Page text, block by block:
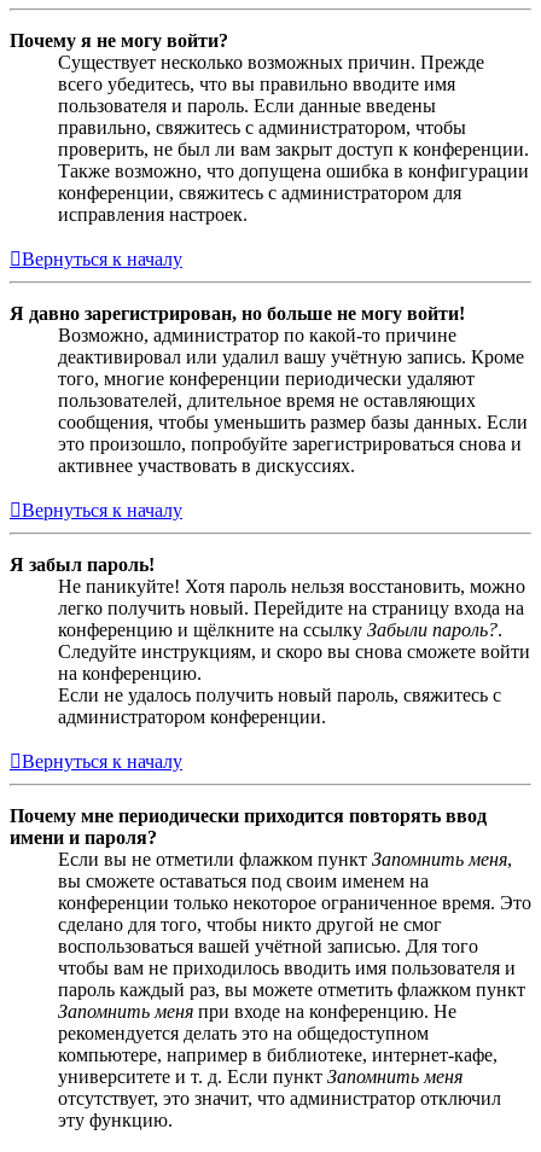
Почему я не могу войти?
Существует несколько возможных причин. Прежде
всего убедитесь, что вы правильно вводите имя
пользователя и пароль. Если данные введены
правильно, свяжитесь с администратором, чтобы
проверить, не был ли вам закрыт доступ к конференции.
Также возможно, что допущена ошибка в конфигурации
конференции, свяжитесь с администратором для
исправления настроек.
Вернуться к началу
Я давно зарегистрирован, но больше не могу войти!
Возможно, администратор по какой-то причине
деактивировал или удалил вашу учётную запись. Кроме
того, многие конференции периодически удаляют
пользователей, длительное время не оставляющих
сообщения, чтобы уменьшить размер базы данных. Если
это произошло, попробуйте зарегистрироваться снова и
активнее участвовать в дискуссиях.
Вернуться к началу
Я забыл пароль!
Не паникуйте! Хотя пароль нельзя восстановить, можно
легко получить новый. Перейдите на страницу входа на
конференцию и щёлкните на ссылку Забыли пароль?.
Следуйте инструкциям, и скоро вы снова сможете войти
на конференцию.
Если не удалось получить новый пароль, свяжитесь с
администратором конференции.
Вернуться к началу
Почему мне периодически приходится повторять ввод
имени и пароля?
Если вы не отметили флажком пункт Запомнить меня,
вы сможете оставаться под своим именем на
конференции только некоторое ограниченное время. Это
сделано для того, чтобы никто другой не смог
воспользоваться вашей учётной записью. Для того
чтобы вам не приходилось вводить имя пользователя и
пароль каждый раз, вы можете отметить флажком пункт
Запомнить меня при входе на конференцию. Не
рекомендуется делать это на общедоступном
компьютере, например в библиотеке, интернет-кафе,
университете и т. д. Если пункт Запомнить меня
отсутствует, это значит, что администратор отключил
эту функцию.